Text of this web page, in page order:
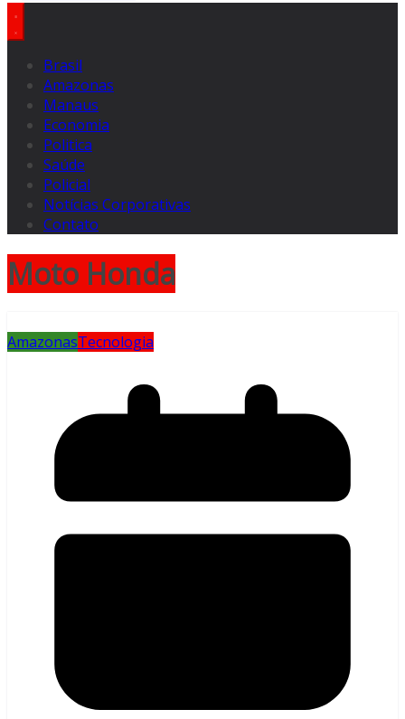
Brasil
Amazonas
Manaus
Economia
Politica
Saúde
Policial
Notícias Corporativas
Contato
Moto Honda
AmazonasTecnologia